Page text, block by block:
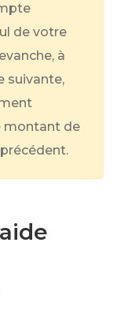
de votre
à
suivante,
montant de